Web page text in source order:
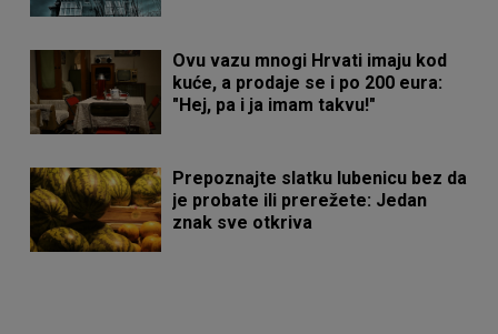
Ovu vazu mnogi Hrvati imaju kod
kuće, a prodaje se i po 200 eura:
"Hej, pa i ja imam takvu!"
Prepoznajte slatku lubenicu bez da
je probate ili prerežete: Jedan
znak sve otkriva